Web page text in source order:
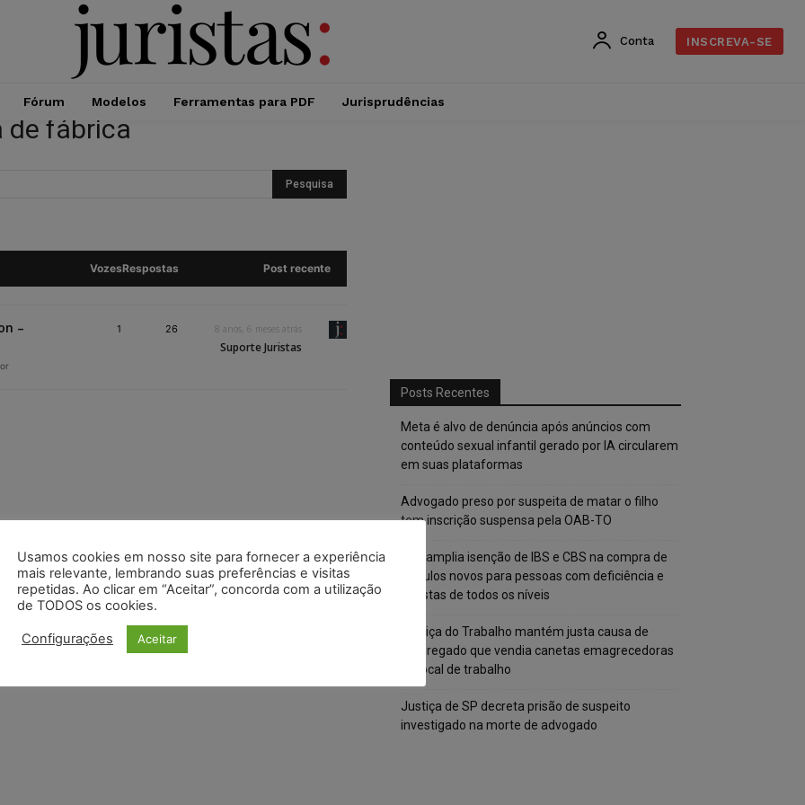
Conta INSCREVA-SE
Fórum Modelos Ferramentas para PDF Jurisprudências
de fábrica
VozesRespostas Post recente
–
1 26 8 anos, 6 meses atrás
Suporte Juristas
Posts Recentes
Meta é alvo de denúncia após anúncios com
conteúdo sexual infantil gerado por IA circularem
em suas plataformas
Advogado preso por suspeita de matar o filho
tem inscrição suspensa pela OAB-TO
STF amplia isenção de IBS e CBS na compra de
veículos novos para pessoas com deficiência e
autistas de todos os níveis
Justiça do Trabalho mantém justa causa de
empregado que vendia canetas emagrecedoras
no local de trabalho
Justiça de SP decreta prisão de suspeito
investigado na morte de advogado
Usamos cookies em nosso site para fornecer a experiência
mais relevante, lembrando suas preferências e visitas
repetidas. Ao clicar em “Aceitar”, concorda com a utilização
de TODOS os cookies.
Configurações Aceitar